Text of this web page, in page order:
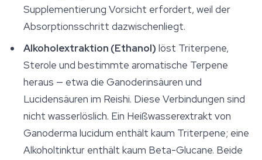
Supplementierung Vorsicht erfordert, weil der
Absorptionsschritt dazwischenliegt.
Alkoholextraktion (Ethanol) löst Triterpene,
Sterole und bestimmte aromatische Terpene
heraus — etwa die Ganoderinsäuren und
Lucidensäuren im Reishi. Diese Verbindungen sind
nicht wasserlöslich. Ein Heißwasserextrakt von
Ganoderma lucidum enthält kaum Triterpene; eine
Alkoholtinktur enthält kaum Beta-Glucane. Beide